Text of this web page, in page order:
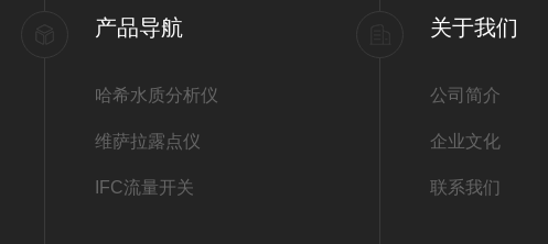
产品导航
哈希水质分析仪
维萨拉露点仪
IFC流量开关
关于我们
公司简介
企业文化
联系我们